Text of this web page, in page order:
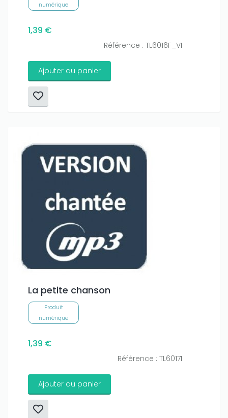
numérique
1,39 €
Référence : TL6016F_VI
Ajouter au panier
La petite chanson
Produit
numérique
1,39 €
Référence : TL6017I
Ajouter au panier